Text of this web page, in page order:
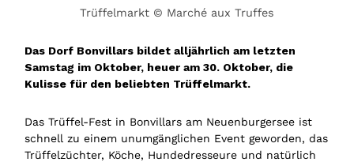
Trüffelmarkt © Marché aux Truffes
Das Dorf Bonvillars bildet alljährlich am letzten
Samstag im Oktober, heuer am 30. Oktober, die
Kulisse für den beliebten Trüffelmarkt.
Das Trüffel-Fest in Bonvillars am Neuenburgersee ist
schnell zu einem unumgänglichen Event geworden, das
Trüffelzüchter, Köche, Hundedresseure und natürlich